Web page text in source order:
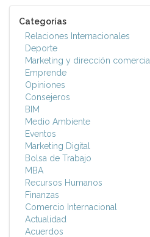
Categorías
Relaciones Internacionales
Deporte
Marketing y dirección comercial
Emprende
Opiniones
Consejeros
BIM
Medio Ambiente
Eventos
Marketing Digital
Bolsa de Trabajo
MBA
Recursos Humanos
Finanzas
Comercio Internacional
Actualidad
Acuerdos